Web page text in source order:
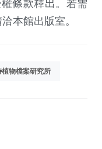
條款釋出。若需
本館出版室。
植物檔案研究所